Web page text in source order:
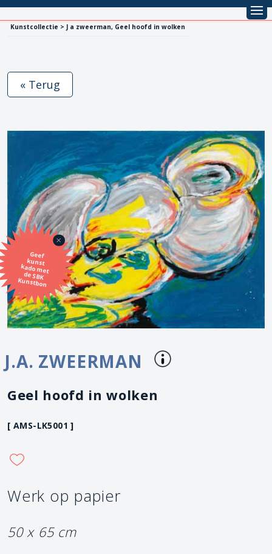
Kunstcollectie > J a zweerman, Geel hoofd in wolken
Geef
kunst
kado met
de SBK
Kunstbon
« Terug
J.A. ZWEERMAN
Geel hoofd in wolken
[ AMS-LK5001 ]
Werk op papier
50 x 65 cm